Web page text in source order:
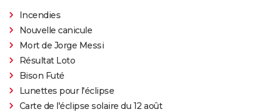
Incendies
Nouvelle canicule
Mort de Jorge Messi
Résultat Loto
Bison Futé
Lunettes pour l'éclipse
Carte de l'éclipse solaire du 12 août